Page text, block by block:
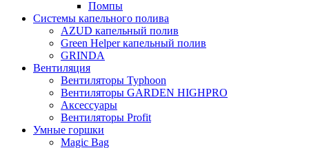
Помпы
Системы капельного полива
AZUD капельный полив
Green Helper капельный полив
GRINDA
Вентиляция
Вентиляторы Typhoon
Вентиляторы GARDEN HIGHPRO
Аксессуары
Вентиляторы Profit
Умные горшки
Magic Bag